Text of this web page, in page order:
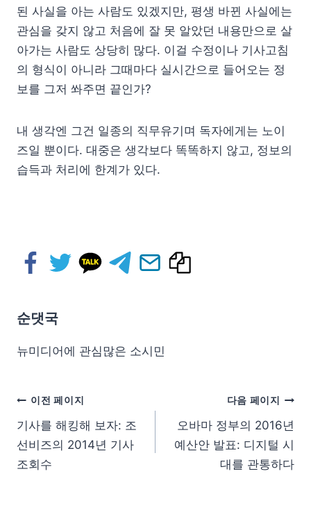
된 사실을 아는 사람도 있겠지만, 평생 바뀐 사실에는
관심을 갖지 않고 처음에 잘 못 알았던 내용만으로 살
아가는 사람도 상당히 많다. 이걸 수정이나 기사고침
의 형식이 아니라 그때마다 실시간으로 들어오는 정
보를 그저 쏴주면 끝인가?
내 생각엔 그건 일종의 직무유기며 독자에게는 노이
즈일 뿐이다. 대중은 생각보다 똑똑하지 않고, 정보의
습득과 처리에 한계가 있다.
순댓국
뉴미디어에 관심많은 소시민
이전 페이지
기사를 해킹해 보자: 조
선비즈의 2014년 기사
조회수
다음 페이지
오바마 정부의 2016년
예산안 발표: 디지털 시
대를 관통하다